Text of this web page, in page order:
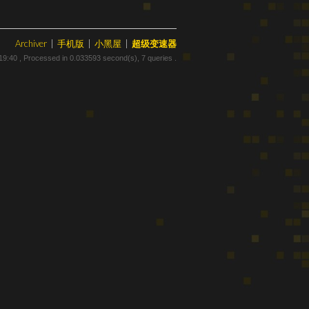
Archiver 手机版 小黑屋 超级变速器
, Processed in 0.033593 second(s), 7 queries .